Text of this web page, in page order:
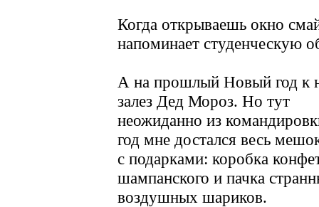
Когда открываешь окно
напоминает студенческую
А на прошлый Новый год к
залез Дед Мороз. Но тут
неожиданно из
год мне достался весь
с подарками: коробка
шампанского и пачка
воздушных шариков.